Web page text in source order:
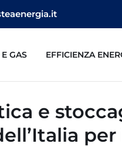
GAS EFFICIENZA
e